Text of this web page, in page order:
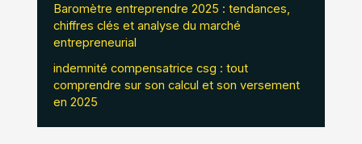
Baromètre entreprendre 2025 : tendances,
chiffres clés et analyse du marché
entrepreneurial
indemnité compensatrice csg : tout
comprendre sur son calcul et son versement
en 2025